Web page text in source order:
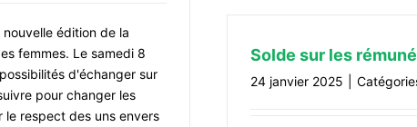
édition de la
femmes. Le samedi 8
d'échanger sur
pour changer les
le respect des uns envers
Solde sur les
24 janvier 2025